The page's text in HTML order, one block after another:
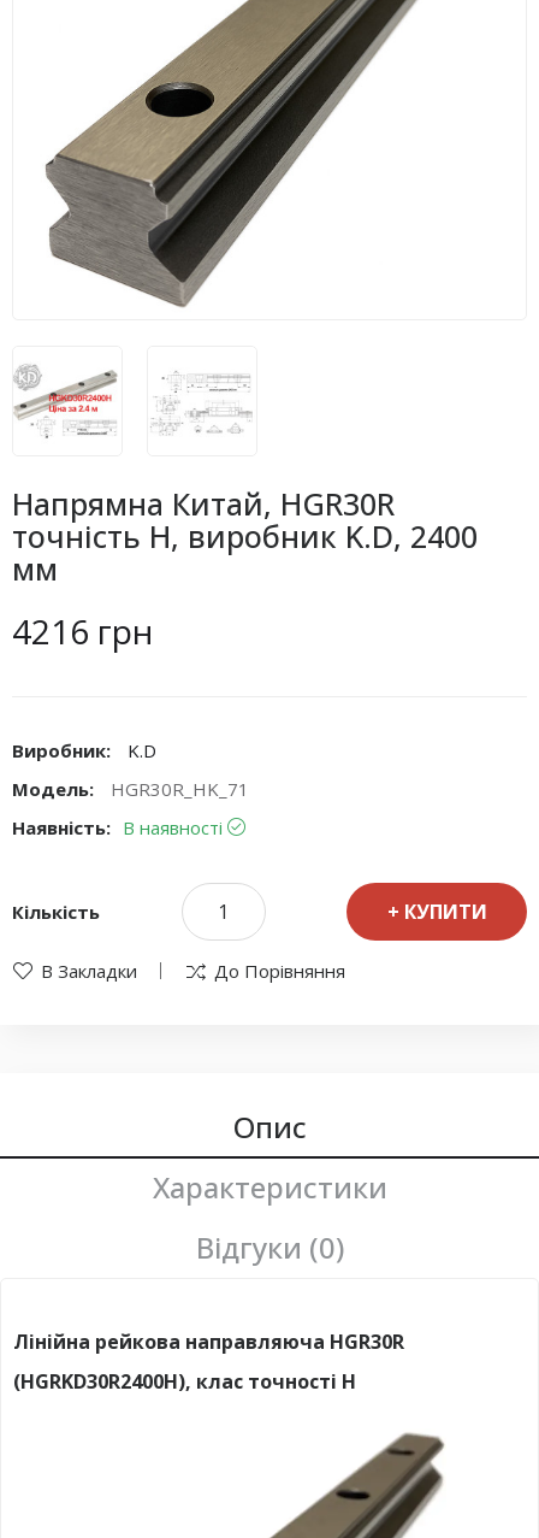
Напрямна Китай, HGR30R
точність H, виробник K.D, 2400
мм
4216 грн
Виробник:
K.D
Модель:
HGR30R_HK_71
Наявність: В наявності
Кількість КУПИТИ
В Закладки До Порівняння
Опис
Характеристики
Відгуки (0)
Лінійна рейкова направляюча HGR30R
(HGRKD30R2400H), клас точності H